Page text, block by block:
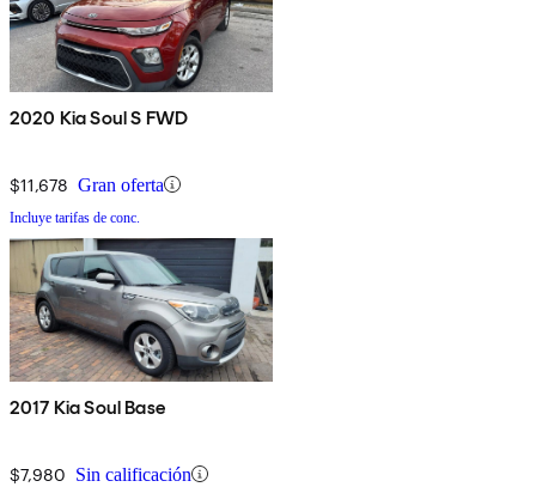
2020 Kia Soul S FWD
$11,678 Gran oferta
Incluye tarifas de conc.
2017 Kia Soul Base
$7,980 Sin calificación